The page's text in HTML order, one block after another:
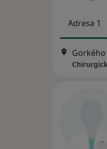
Adresa 1